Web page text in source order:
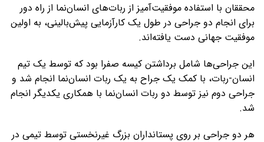
محققان با استفاده موفقیت‌آمیز از ربات‌های انسان‌نما از راه دور
برای انجام دو جراحی در طول یک کارآزمایی پیش‌بالینی، به اولین
موفقیت جهانی دست یافته‌اند.
این جراحی‌ها شامل برداشتن کیسه صفرا بود که توسط یک تیم
انسان-ربات، با کمک یک جراح به یک ربات انسان‌نما انجام شد و
جراحی دوم نیز توسط دو ربات انسان‌نما با همکاری یکدیگر انجام
شد.
هر دو جراحی بر روی پستانداران بزرگ غیرنخستی توسط تیمی در